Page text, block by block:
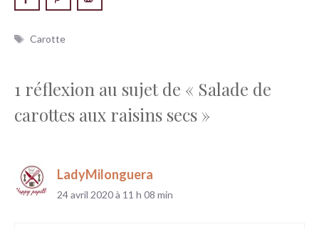
Étiquettes
Carotte
1 réflexion au sujet de « Salade de
carottes aux raisins secs »
LadyMilonguera
24 avril 2020 à 11 h 08 min